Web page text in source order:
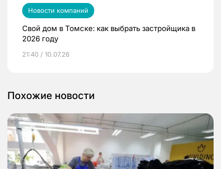
Новости компаний
Свой дом в Томске: как выбрать застройщика в
2026 году
21:40 / 10.07.26
Похожие новости